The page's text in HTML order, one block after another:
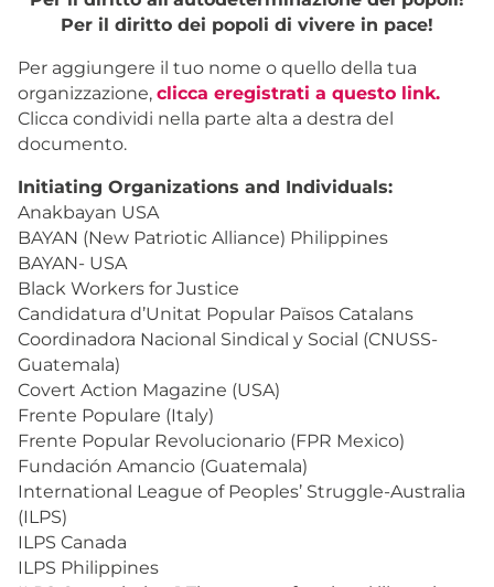
Per il diritto dei popoli di vivere in pace!
Per aggiungere il tuo nome o quello della tua
organizzazione, clicca eregistrati a questo link.
Clicca condividi nella parte alta a destra del
documento.
Initiating Organizations and Individuals:
Anakbayan USA
BAYAN (New Patriotic Alliance) Philippines
BAYAN- USA
Black Workers for Justice
Candidatura d’Unitat Popular Països Catalans
Coordinadora Nacional Sindical y Social (CNUSS-
Guatemala)
Covert Action Magazine (USA)
Frente Populare (Italy)
Frente Popular Revolucionario (FPR Mexico)
Fundación Amancio (Guatemala)
International League of Peoples’ Struggle-Australia
(ILPS)
ILPS Canada
ILPS Philippines